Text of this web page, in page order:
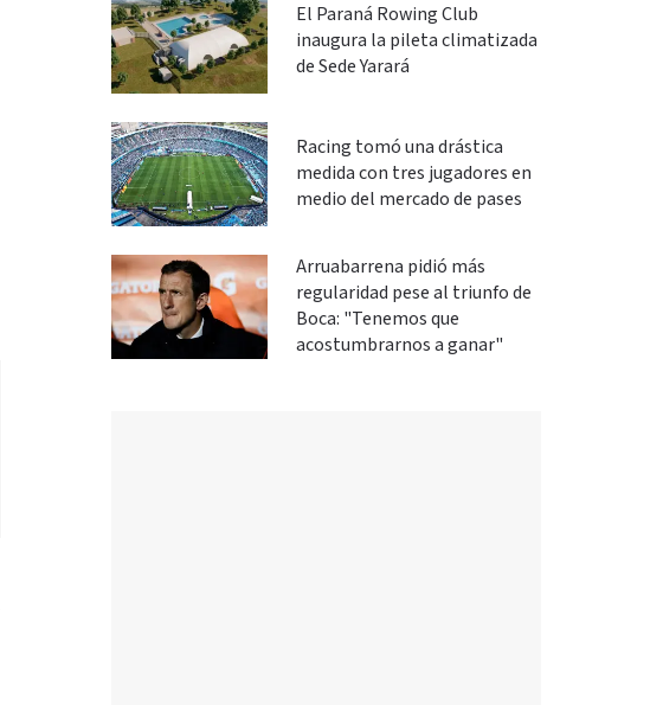
El Paraná Rowing Club
inaugura la pileta climatizada
de Sede Yarará
Racing tomó una drástica
medida con tres jugadores en
medio del mercado de pases
Arruabarrena pidió más
regularidad pese al triunfo de
Boca: "Tenemos que
acostumbrarnos a ganar"